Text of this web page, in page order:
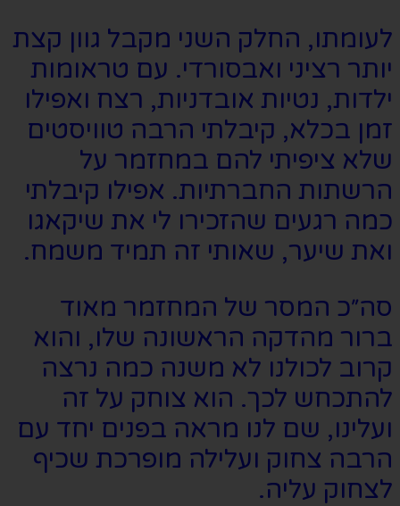
לעומתו, החלק השני מקבל גוון קצת
יותר רציני ואבסורדי. עם טראומות
ילדות, נטיות אובדניות, רצח ואפילו
זמן בכלא, קיבלתי הרבה טוויסטים
שלא ציפיתי להם במחזמר על
הרשתות החברתיות. אפילו קיבלתי
כמה רגעים שהזכירו לי את שיקאגו
ואת שיער, שאותי זה תמיד משמח.
סה״כ המסר של המחזמר מאוד
ברור מהדקה הראשונה שלו, והוא
קרוב לכולנו לא משנה כמה נרצה
להתכחש לכך. הוא צוחק על זה
ועלינו, שם לנו מראה בפנים יחד עם
הרבה צחוק ועלילה מופרכת שכיף
לצחוק עליה.